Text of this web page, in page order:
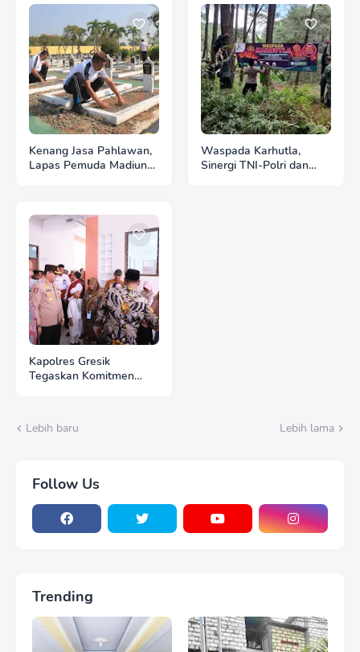
Kenang Jasa Pahlawan,
Lapas Pemuda Madiun
Waspada Karhutla,
Sinergi TNI-Polri dan
Kapolres Gresik
Tegaskan Komitmen
Lebih baru
Lebih lama
Follow Us
Trending